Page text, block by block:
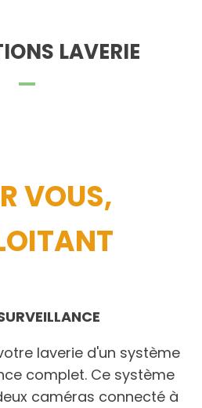
LAVERIE
VOUS,
laverie d'un système
complet. Ce système
caméras connecté à